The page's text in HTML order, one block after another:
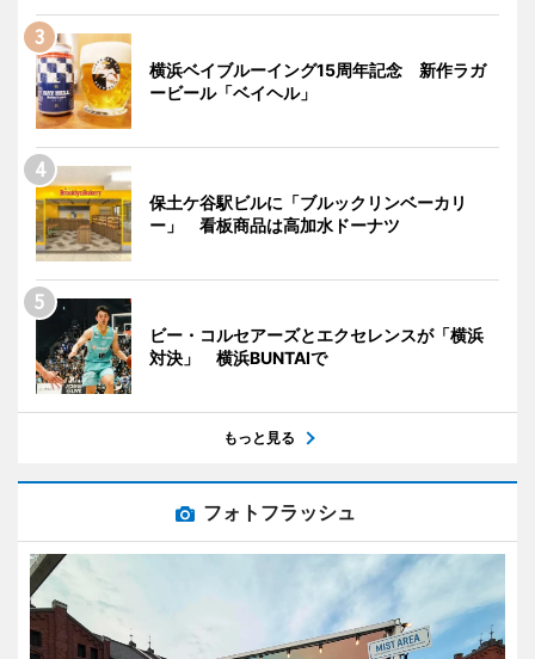
横浜ベイブルーイング15周年記念 新作ラガ
ービール「ベイヘル」
保土ケ谷駅ビルに「ブルックリンベーカリ
ー」 看板商品は高加水ドーナツ
ビー・コルセアーズとエクセレンスが「横浜
対決」 横浜BUNTAIで
もっと見る
フォトフラッシュ